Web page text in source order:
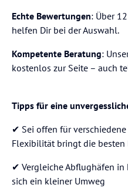
Echte Bewertungen: Über
helfen Dir bei der Auswahl.
Kompetente Beratung:
kostenlos zur Seite – auch
Tipps für eine
✔ Sei offen für
Flexibilität bringt die besten
✔ Vergleiche Abflughäfen
sich ein kleiner Umweg